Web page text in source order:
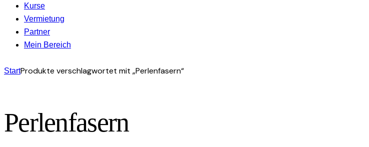
Kurse
Vermietung
Partner
Mein Bereich
StartProdukte verschlagwortet mit „Perlenfasern“
Perlenfasern